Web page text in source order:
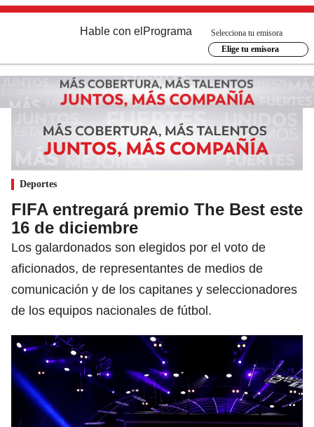
Hable con el Programa
Selecciona tu emisora
Elige tu emisora
Deportes
FIFA entregará premio The Best este
16 de diciembre
Los galardonados son elegidos por el voto de
aficionados, de representantes de medios de
comunicación y de los capitanes y seleccionadores
de los equipos nacionales de fútbol.